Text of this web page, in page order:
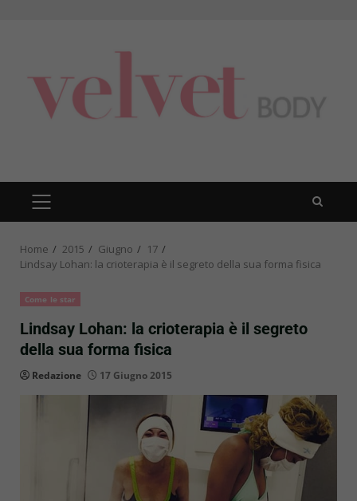
PRIMARY
MENU
Home 2015 Giugno
17
Lindsay Lohan: la crioterapia è il segreto della sua forma fisica
Come le star
Lindsay Lohan: la crioterapia è il segreto
della sua forma fisica
Redazione 17 Giugno 2015